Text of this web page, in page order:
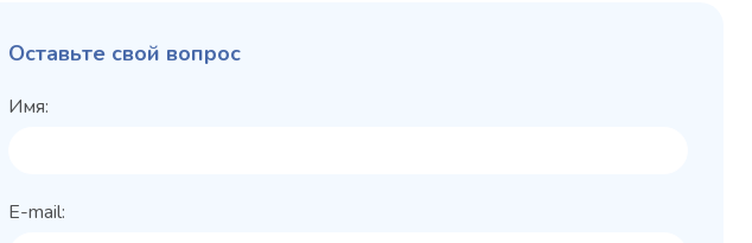
Оставьте свой вопрос
Имя:
E-mail: